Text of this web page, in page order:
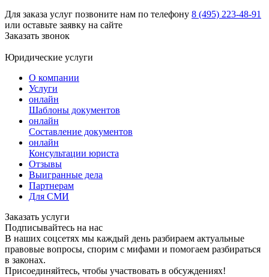
Для заказа услуг позвоните нам по телефону 8 (495) 223-48-91
или оставьте заявку на сайте
Заказать звонок
Юридические услуги
О компании
Услуги
онлайн
Шаблоны документов
онлайн
Составление документов
онлайн
Консультации юриста
Отзывы
Выигранные дела
Партнерам
Для СМИ
Заказать услуги
Подписывайтесь на нас
В наших соцсетях мы каждый день разбираем актуальные
правовые вопросы, спорим с мифами и помогаем разбираться
в законах.
Присоединяйтесь, чтобы участвовать в обсуждениях!